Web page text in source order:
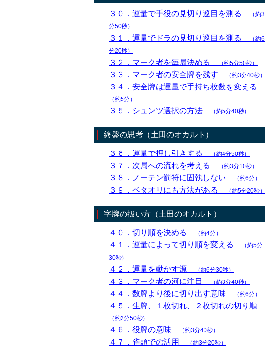
３０．運量で手役の見切り巡目を測る
（約3
分50秒）
３１．運量でドラの見切り巡目を測る
（約6
分20秒）
３２．マーク者を毎局決める （約5分50秒）
３３．マーク者の安全牌を残す （約3分40秒）
３４．安全牌は運量で手持ち枚数を変える
（約5分）
３５．シュンツ選択の方法 （約5分40秒）
終盤の思考（土田のオカルト）
３６．運量で押し引きする （約4分50秒）
３７．次局への流れを考える （約3分10秒）
３８．ノーテン罰符に固執しない （約6分）
３９．ベタオリにも方法がある （約5分20秒）
字牌の扱い方（土田のオカルト）
４０．切り順を決める （約4分）
４１．運量によって切り順を変える
（約5分
30秒）
４２．運量を動かす源 （約6分30秒）
４３．マーク者の河に注目 （約3分40秒）
４４．数牌より後に切り出す意味 （約6分）
４５．生牌、１枚切れ、２枚切れの切り順
（約2分50秒）
４６．役牌の意味 （約3分40秒）
４７．雀頭での活用 （約3分20秒）